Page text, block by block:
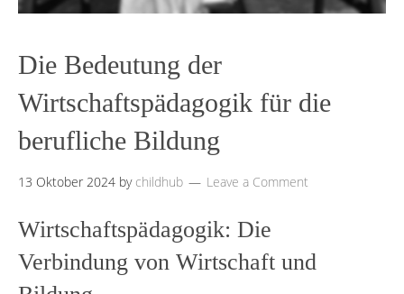
Die Bedeutung der
Wirtschaftspädagogik für die
berufliche Bildung
13 Oktober 2024 by childhub Leave a Comment
Wirtschaftspädagogik: Die
Verbindung von Wirtschaft und